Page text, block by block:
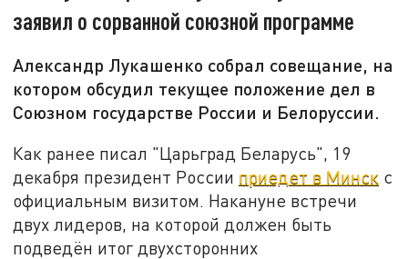
заявил о сорванной союзной программе
Александр Лукашенко собрал совещание, на
котором обсудил текущее положение дел в
Союзном государстве России и Белоруссии.
Как ранее писал "Царьград Беларусь", 19
декабря президент России приедет в Минск с
официальным визитом. Накануне встречи
двух лидеров, на которой должен быть
подведён итог двухсторонних